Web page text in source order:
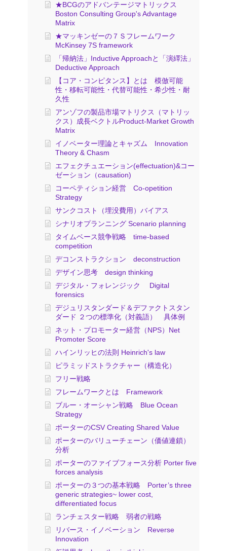
★BCGのアドバンテージマトリックス
Boston Consulting Group's Advantage
Matrix
★マッキンゼーの７Ｓフレームワーク
McKinsey 7S framework
「帰納法」Inductive Approachと「演繹法」
Deductive Approach
【コア・コンピタンス】とは 模倣可能
性・移転可能性・代替可能性・希少性・耐
久性
アンゾフの製品市場マトリクス（マトリッ
クス）成長ベクトルProduct-Market Growth
Matrix
イノベーター理論とキャズム Innovation
Theory & Chasm
エフェクチュエーション(effectuation)&コー
ゼーション（causation)
コーペティション経営 Co-opetition
Strategy
サンクコスト（埋没費用）バイアス
シナリオプランニング Scenario planning
タイムベース競争戦略 time-based
competition
デコンストラクション deconstruction
デザイン思考 design thinking
デジタル・フォレンジック Digital
forensics
デジュリスタンダード＆デファクトスタン
ダード ２つの標準化（対義語） 具体例
ネット・プロモーター経営（NPS）Net
Promoter Score
ハインリッヒの法則 Heinrich's law
ピラミッドストラクチャー（構造化）
フリー戦略
フレームワークとは Framework
ブルー・オーシャン戦略 Blue Ocean
Strategy
ポーターのCSV Creating Shared Value
ポーターのバリューチェーン（価値連鎖）
分析
ポーターのファイブフォース分析 Porter five
forces analysis
ポーターの３つの基本戦略 Porter’s three
generic strategies~ lower cost,
differentiated focus
ランチェスター戦略 弱者の戦略
リバース・イノベーション Reverse
Innovation